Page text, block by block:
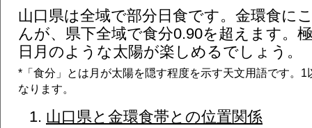
山口県は全域で部分日食です。金環食に
んが、県下全域で食分0.90を超えます。
日月のような太陽が楽しめるでしょう。
*「食分」とは月が太陽を隠す程度を示す天文用語です。1
なります。
山口県と金環食帯との位置関係